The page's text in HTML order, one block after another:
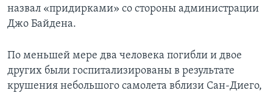
назвал «придирками» со стороны администрации
Джо Байдена.
По меньшей мере два человека погибли и двое
других были госпитализированы в результате
крушения небольшого самолета вблизи Сан-Диего,